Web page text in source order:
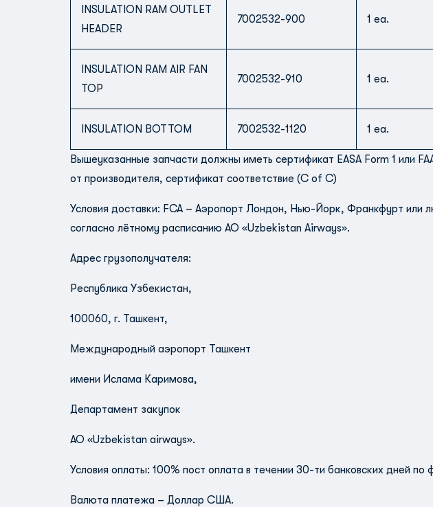
INSULATION RAM OUTLET
HEADER
7002532-900 1 ea.
INSULATION RAM AIR FAN
TOP
7002532-910 1 ea.
INSULATION BOTTOM 7002532-1120 1 ea.
Вышеуказанные запчасти должны иметь сертификат EASA Form 1 или
от производителя, сертификат соответствие (C of C)
Условия доставки: FCA – Аэропорт Лондон, Нью-Йорк, Франкфурт или
согласно лётному расписанию АО «Uzbekistan Airways».
Адрес грузополучателя:
Республика Узбекистан,
100060, г. Ташкент,
Международный аэропорт Ташкент
имени Ислама Каримова,
Департамент закупок
АО «Uzbekistan airways».
Условия оплаты: 100% пост оплата в течении 30-ти банковских дней по
Валюта платежа – Доллар США.